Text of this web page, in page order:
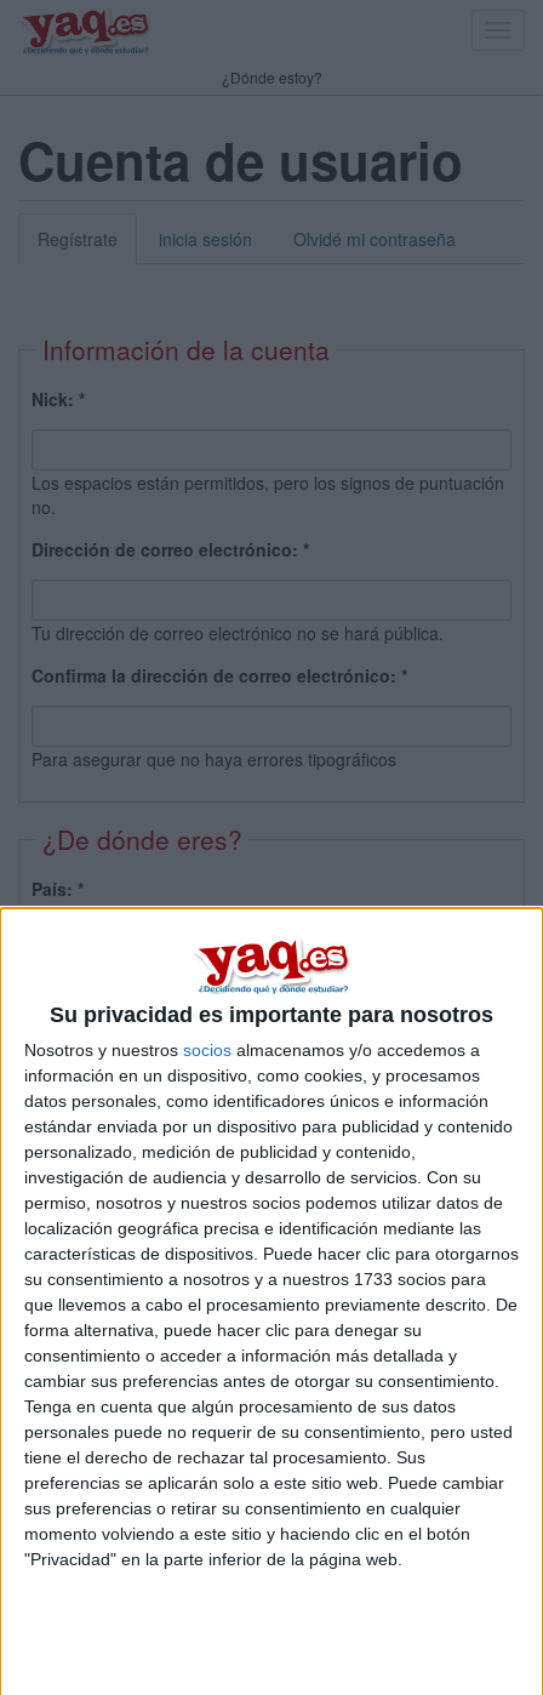
Su privacidad es importante para nosotros
Nosotros y nuestros socios almacenamos y/o accedemos a
información en un dispositivo, como cookies, y procesamos
datos personales, como identificadores únicos e información
estándar enviada por un dispositivo para publicidad y contenido
personalizado, medición de publicidad y contenido,
investigación de audiencia y desarrollo de servicios. Con su
permiso, nosotros y nuestros socios podemos utilizar datos de
localización geográfica precisa e identificación mediante las
características de dispositivos. Puede hacer clic para otorgarnos
su consentimiento a nosotros y a nuestros 1733 socios para
que llevemos a cabo el procesamiento previamente descrito. De
forma alternativa, puede hacer clic para denegar su
consentimiento o acceder a información más detallada y
cambiar sus preferencias antes de otorgar su consentimiento.
Tenga en cuenta que algún procesamiento de sus datos
personales puede no requerir de su consentimiento, pero usted
tiene el derecho de rechazar tal procesamiento. Sus
preferencias se aplicarán solo a este sitio web. Puede cambiar
sus preferencias o retirar su consentimiento en cualquier
momento volviendo a este sitio y haciendo clic en el botón
"Privacidad" en la parte inferior de la página web.
¿Dónde estoy?
Cuenta de usuario
Regístrate inicia sesión Olvidé mi contraseña
Información de la cuenta
Nick: *
Los espacios están permitidos, pero los signos de puntuación
no.
Dirección de correo electrónico: *
Tu dirección de correo electrónico no se hará pública.
Confirma la dirección de correo electrónico: *
Para asegurar que no haya errores tipográficos
¿De dónde eres?
País: *
Sobre ti
Soy:*
Chico
Chica
¿En qué año terminas (o terminaste) bachillerato o FP?
Soy estudiante de:*
Términos y Condiciones de Uso
Aceptolos Términos y Condicionesde uso*